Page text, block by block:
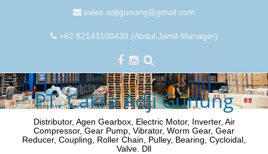
sales.adjigunung@gmail.com
+62 82143100439 (Abdul Jamil-Manager)
PT. Cakra Adji Gunung
Distributor, Agen Gearbox, Electric Motor, Inverter, Air
Compressor, Gear Pump, Vibrator, Worm Gear, Gear
Reducer, Coupling, Roller Chain, Pulley, Bearing, Cycloidal,
Valve. Dll